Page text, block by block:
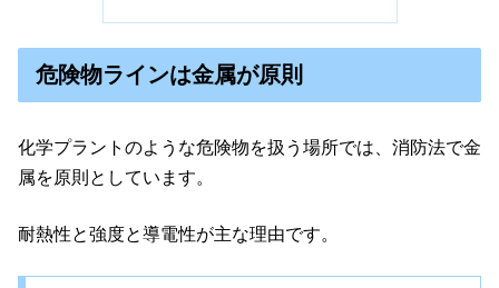
危険物ラインは金属が原則
化学プラントのような危険物を扱う場所では、消防法で金
属を原則としています。
耐熱性と強度と導電性が主な理由です。